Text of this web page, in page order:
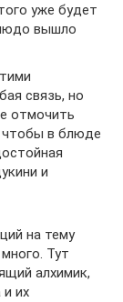
уже будет
вышло
связь, но
отмочить
чтобы в блюде
и
на тему
Тут
алхимик,
их